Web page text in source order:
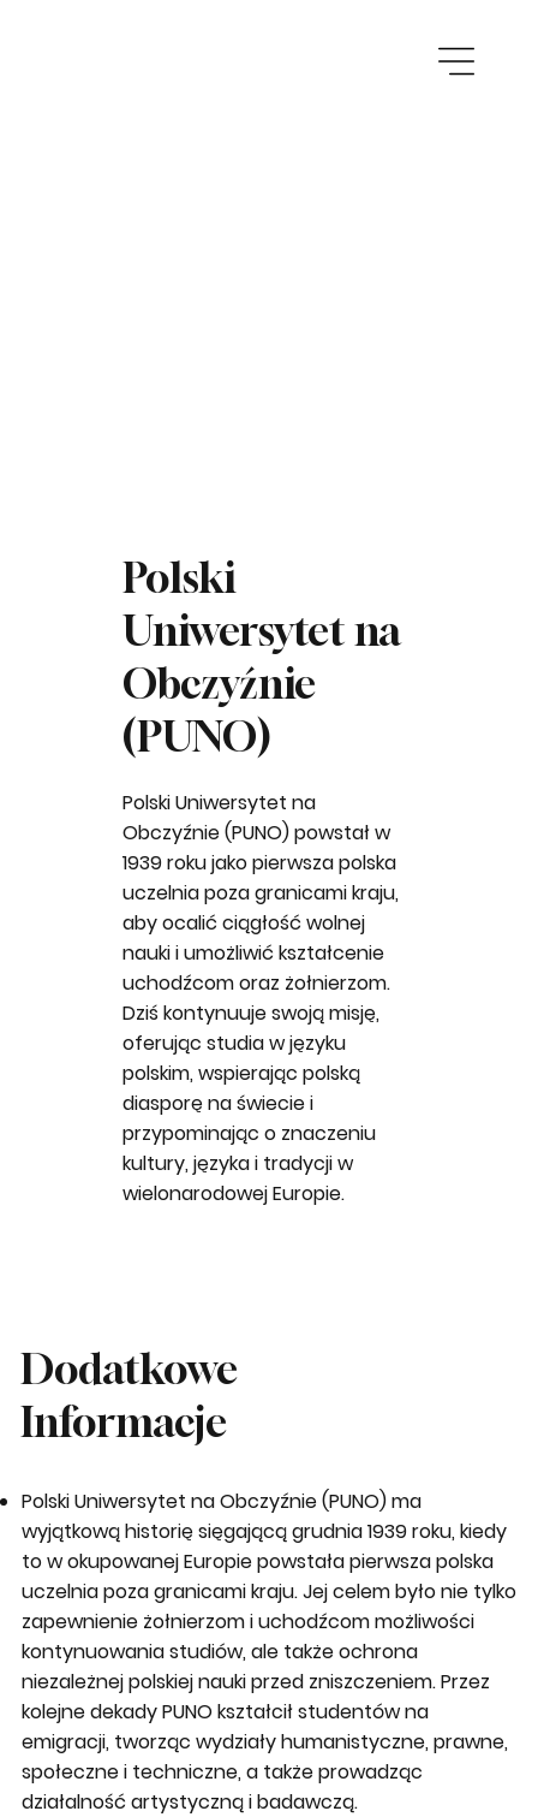
Dodatkowe
Informacje
Polski Uniwersytet na Obczyźnie (PUNO) ma
wyjątkową historię sięgającą grudnia 1939 roku, kiedy
to w okupowanej Europie powstała pierwsza polska
uczelnia poza granicami kraju. Jej celem było nie tylko
zapewnienie żołnierzom i uchodźcom możliwości
kontynuowania studiów, ale także ochrona
niezależnej polskiej nauki przed zniszczeniem. Przez
kolejne dekady PUNO kształcił studentów na
emigracji, tworząc wydziały humanistyczne, prawne,
społeczne i techniczne, a także prowadząc
działalność artystyczną i badawczą.
Polski
Uniwersytet na
Obczyźnie
(PUNO)
Polski Uniwersytet na
Obczyźnie (PUNO) powstał w
1939 roku jako pierwsza polska
uczelnia poza granicami kraju,
aby ocalić ciągłość wolnej
nauki i umożliwić kształcenie
uchodźcom oraz żołnierzom.
Dziś kontynuuje swoją misję,
oferując studia w języku
polskim, wspierając polską
diasporę na świecie i
przypominając o znaczeniu
kultury, języka i tradycji w
wielonarodowej Europie.